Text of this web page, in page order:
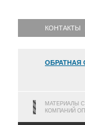
КОНТАКТЫ
ОБРАТНАЯ
МАТЕРИАЛЫ
КОМПАНИЙ